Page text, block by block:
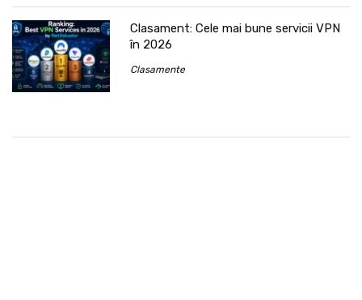
Clasament: Cele mai bune servicii VPN
în 2026
Clasamente